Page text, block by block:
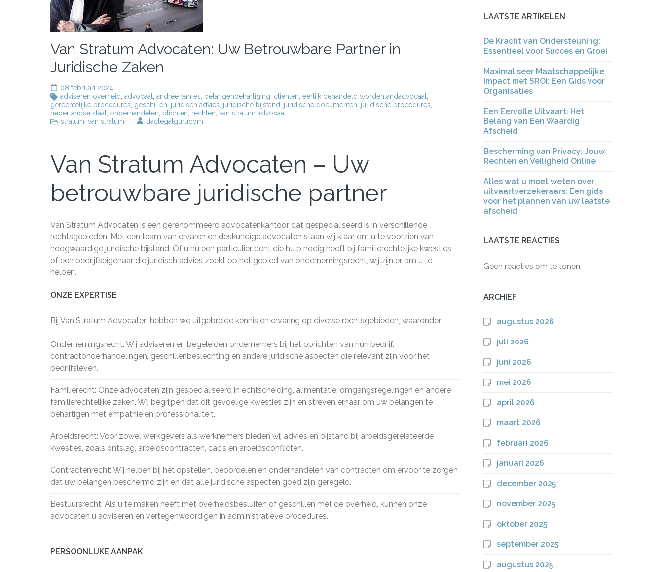
Van Stratum Advocaten: Uw Betrouwbare Partner in
Juridische Zaken
08 februari 2024
adviseren overheid advocaat andrée van es belangenbehartiging cliënten eerlijk behandeld wordenlandadvocaat
gerechtelijke procedures geschillen juridisch advies juridische bijstand juridische documenten juridische procedures
nederlandse staat onderhandelen plichten rechten van stratum advocaat
stratum van stratum daclegalgurucom
Van Stratum Advocaten – Uw
betrouwbare juridische partner
Van Stratum Advocaten is een gerenommeerd advocatenkantoor dat gespecialiseerd is in verschillende
rechtsgebieden. Met een team van ervaren en deskundige advocaten staan wij klaar om u te voorzien van
hoogwaardige juridische bijstand. Of u nu een particulier bent die hulp nodig heeft bij familierechtelijke kwesties,
of een bedrijfseigenaar die juridisch advies zoekt op het gebied van ondernemingsrecht, wij zijn er om u te
helpen.
ONZE EXPERTISE
Bij Van Stratum Advocaten hebben we uitgebreide kennis en ervaring op diverse rechtsgebieden, waaronder:
Ondernemingsrecht: Wij adviseren en begeleiden ondernemers bij het oprichten van hun bedrijf,
contractonderhandelingen, geschillenbeslechting en andere juridische aspecten die relevant zijn voor het
bedrijfsleven.
Familierecht: Onze advocaten zijn gespecialiseerd in echtscheiding, alimentatie, omgangsregelingen en andere
familierechtelijke zaken. Wij begrijpen dat dit gevoelige kwesties zijn en streven ernaar om uw belangen te
behartigen met empathie en professionaliteit.
Arbeidsrecht: Voor zowel werkgevers als werknemers bieden wij advies en bijstand bij arbeidsgerelateerde
kwesties, zoals ontslag, arbeidscontracten, cao’s en arbeidsconflicten.
Contractenrecht: Wij helpen bij het opstellen, beoordelen en onderhandelen van contracten om ervoor te zorgen
dat uw belangen beschermd zijn en dat alle juridische aspecten goed zijn geregeld.
Bestuursrecht: Als u te maken heeft met overheidsbesluiten of geschillen met de overheid, kunnen onze
advocaten u adviseren en vertegenwoordigen in administratieve procedures.
PERSOONLIJKE AANPAK
LAATSTE ARTIKELEN
De Kracht van Ondersteuning:
Essentieel voor Succes en Groei
Maximaliseer Maatschappelijke
Impact met SROI: Een Gids voor
Organisaties
Een Eervolle Uitvaart: Het
Belang van Een Waardig
Afscheid
Bescherming van Privacy: Jouw
Rechten en Veiligheid Online
Alles wat u moet weten over
uitvaartverzekeraars: Een gids
voor het plannen van uw laatste
afscheid
LAATSTE REACTIES
Geen reacties om te tonen.
ARCHIEF
augustus 2026
juli 2026
juni 2026
mei 2026
april 2026
maart 2026
februari 2026
januari 2026
december 2025
november 2025
oktober 2025
september 2025
augustus 2025